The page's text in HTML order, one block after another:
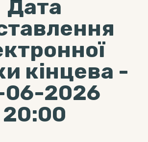
Дата
кінцева -
06-2026
20:00